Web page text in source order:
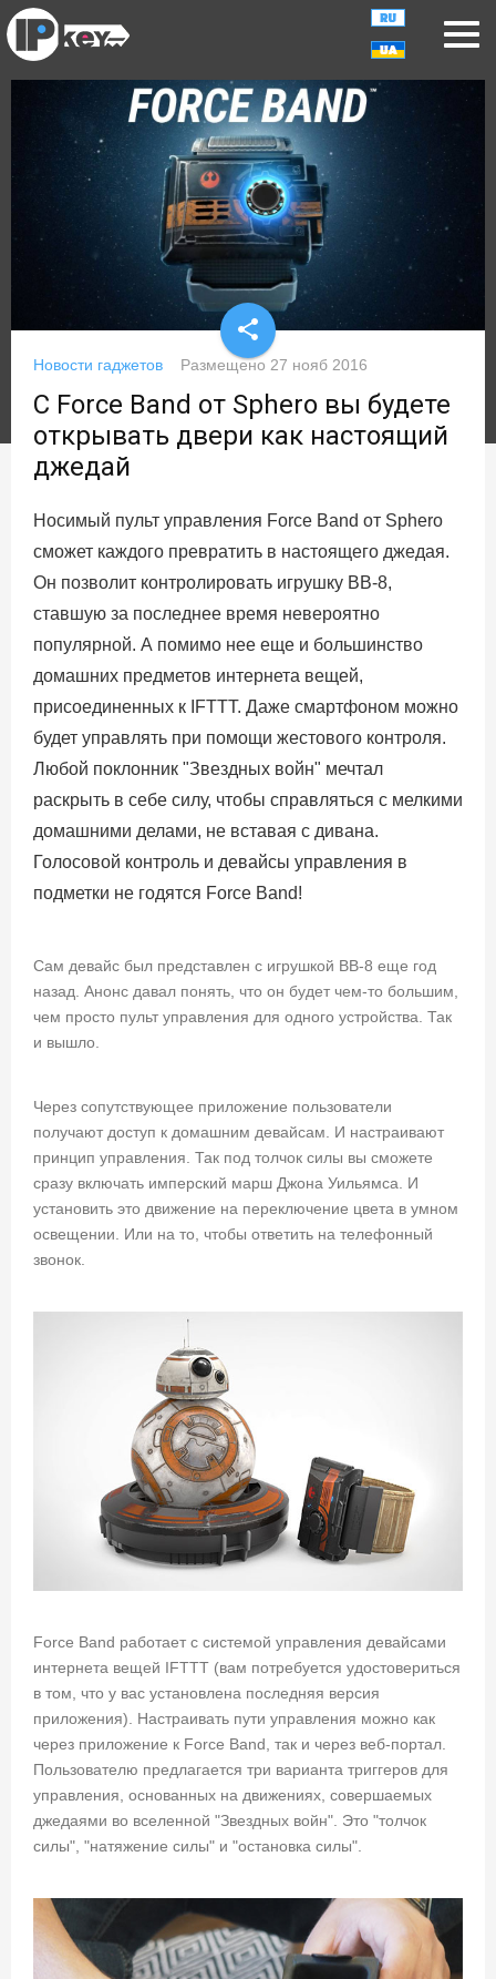
share
Новости гаджетов Размещено 27 нояб 2016
С Force Band от Sphero вы будете
открывать двери как настоящий
джедай
Носимый пульт управления Force Band от Sphero
сможет каждого превратить в настоящего джедая.
Он позволит контролировать игрушку BB-8,
ставшую за последнее время невероятно
популярной. А помимо нее еще и большинство
домашних предметов интернета вещей,
присоединенных к IFTTT. Даже смартфоном можно
будет управлять при помощи жестового контроля.
Любой поклонник "Звездных войн" мечтал
раскрыть в себе силу, чтобы справляться с мелкими
домашними делами, не вставая с дивана.
Голосовой контроль и девайсы управления в
подметки не годятся Force Band!
Сам девайс был представлен с игрушкой BB-8 еще год
назад. Анонс давал понять, что он будет чем-то большим,
чем просто пульт управления для одного устройства. Так
и вышло.
Через сопутствующее приложение пользователи
получают доступ к домашним девайсам. И настраивают
принцип управления. Так под толчок силы вы сможете
сразу включать имперский марш Джона Уильямса. И
установить это движение на переключение цвета в умном
освещении. Или на то, чтобы ответить на телефонный
звонок.
Force Band работает с системой управления девайсами
интернета вещей IFTTT (вам потребуется удостовериться
в том, что у вас установлена последняя версия
приложения). Настраивать пути управления можно как
через приложение к Force Band, так и через веб-портал.
Пользователю предлагается три варианта триггеров для
управления, основанных на движениях, совершаемых
джедаями во вселенной "Звездных войн". Это "толчок
силы", "натяжение силы" и "остановка силы".